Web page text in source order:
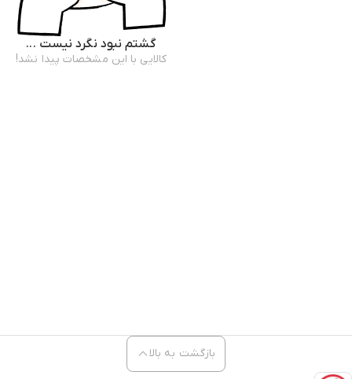
گشتم نبود نگرد نیست ...
کالایی با این مشخصات پیدا نشد!
بازگشت به بالا